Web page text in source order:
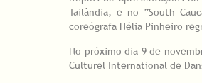
Tailândia, e no “South
coreógrafa Nélia Pinheiro
No próximo dia 9 de
Culturel International de